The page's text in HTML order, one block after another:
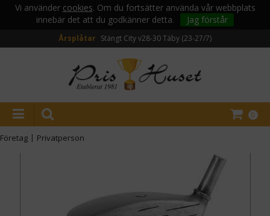
Vi använder cookies. Om du fortsätter använda vår webbplats
innebär det att du godkänner detta.
Jag förstår
Årsplåtar Stängt City v28-30Täby (23-27/7)
0
Företag | Privatperson